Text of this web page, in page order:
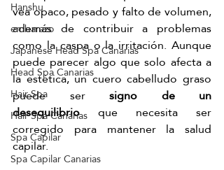
Hanshu
embarazo
Japanese Head Spa Canarias
Head Spa Canarias
Hair Spa
Hair Spa Canarias
Spa Capilar
Spa Capilar Canarias
vea opaco, pesado y falto de volumen,
además de contribuir a problemas
como la caspa o la irritación. Aunque
puede parecer algo que solo afecta a
la estética, un cuero cabelludo graso
puede ser signo de un
desequilibrio que necesita ser
corregido para mantener la salud
capilar.